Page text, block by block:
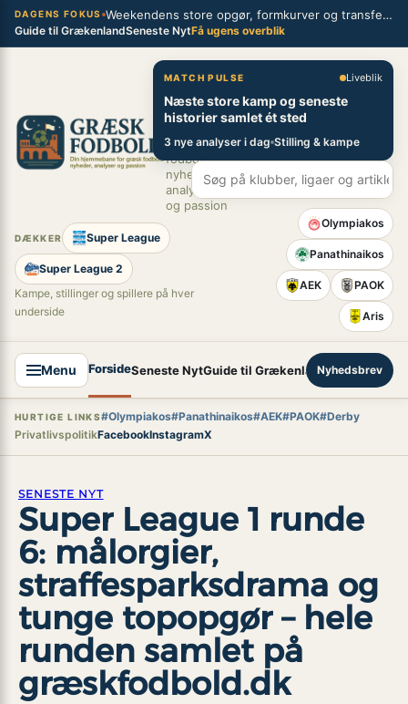
Spring
DAGENS FOKUS Weekendens store opgør, formkurver og transferblik fra græsk fodbold
Guide til GrækenlandSeneste NytFå ugens overblik
Græsk Fodbold
Din
hjemmebane
for græsk
fodbold –
nyheder,
analyser
og passion
DÆKKER Super League
Super League 2
Kampe, stillinger og spillere på hver
underside
MATCH PULSE Liveblik
Næste store kamp og seneste
historier samlet ét sted
3 nye analyser i dag Stilling & kampe
Olympiakos
Panathinaikos
AEK PAOK
Aris
Menu ForsideSeneste NytGuide til GrækenlandSuper League
Nyhedsbrev
HURTIGE LINKS#Olympiakos#Panathinaikos#AEK#PAOK#Derby
PrivatlivspolitikFacebookInstagramX
SENESTE NYT
Super League 1 runde
6: målorgier,
straffesparksdrama og
tunge topopgør – hele
runden samlet på
græskfodbold.dk